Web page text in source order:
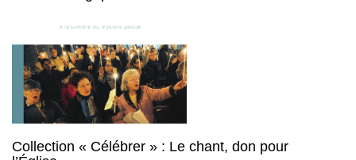
Collection « Célébrer » : Le chant, don pour